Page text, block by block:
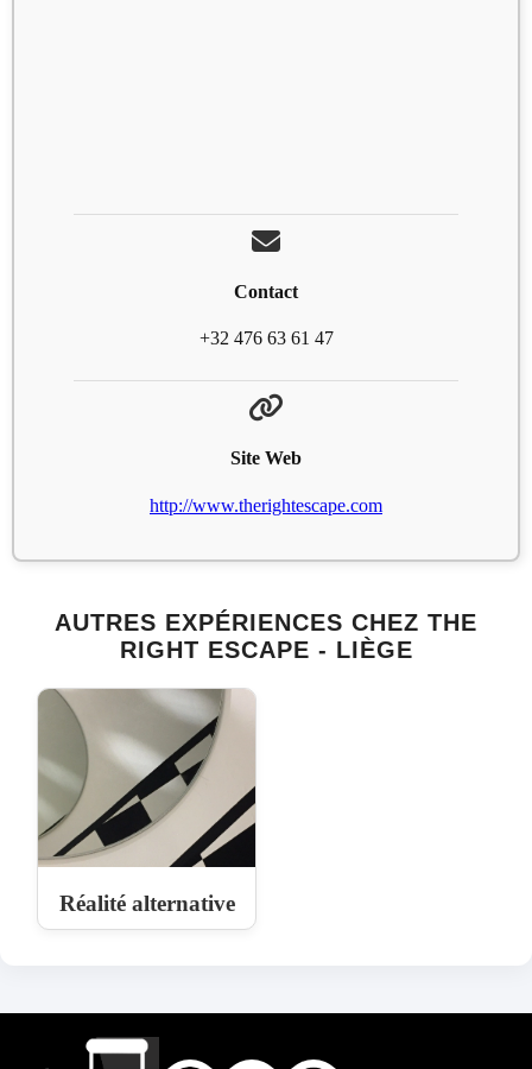
Contact
+32 476 63 61 47
Site Web
http://www.therightescape.com
AUTRES EXPÉRIENCES CHEZ THE
RIGHT ESCAPE - LIÈGE
Réalité alternative